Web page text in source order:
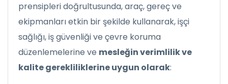
prensipleri doğrultusunda, araç, gereç ve
ekipmanları etkin bir şekilde kullanarak, işçi
sağlığı, iş güvenliği ve çevre koruma
düzenlemelerine ve mesleğin verimlilik ve
kalite gerekliliklerine uygun olarak: